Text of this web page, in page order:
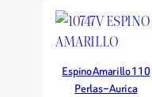
Espino Amarillo 110
Perlas – Aurica